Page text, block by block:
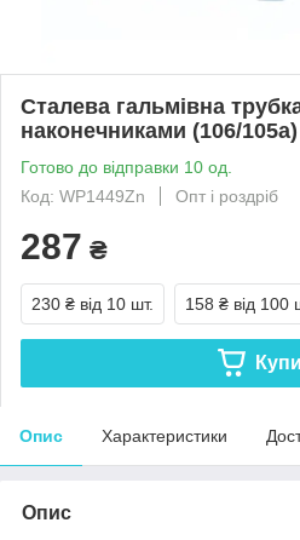
Сталева гальмівна
наконечниками (106/
Готово до відправки 10 од.
Код: WP1449Zn
Опт і роздріб
287 ₴
230 ₴ від 10 шт. 158 ₴ від 100
Опис Характеристики
Опис